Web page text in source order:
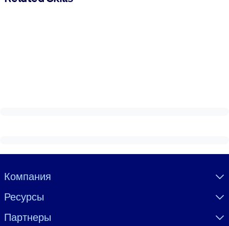
Visually hidden Text
Компания
Ресурсы
Партнеры